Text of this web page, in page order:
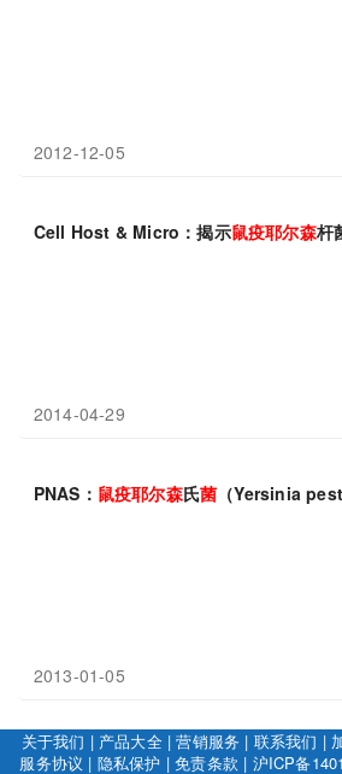
2012-12-05
Cell Host & Micro：揭示鼠疫耶尔森杆
2014-04-29
PNAS： 鼠疫耶尔森氏菌 （Yersinia
2013-01-05
关于我们 | 产品大全|营销服务 | 联系我们 |
服务协议 | 隐私保护 |免责条款 | 沪ICP备